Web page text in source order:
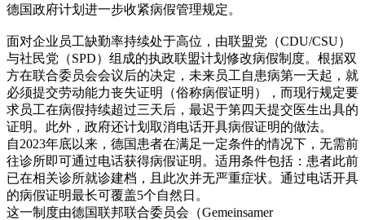
德国政府计划进一步收紧病假管理规定。
面对企业员工缺勤率持续处于高位，由联盟党（CDU/CSU）
与社民党（SPD）组成的执政联盟计划修改病假制度。根据双
方在联合委员会会议后的决定，未来员工自患病第一天起，就
必须提交劳动能力丧失证明（俗称病假证明），而现行规定要
求员工在病假持续超过三天后，最迟于第四天提交医生出具的
证明。此外，政府还计划取消电话开具病假证明的做法。
自2023年底以来，德国患者在满足一定条件的情况下，无需前
往诊所即可通过电话获得病假证明。适用条件包括：患者此前
已在相关诊所就诊建档，且此次并无严重症状。通过电话开具
的病假证明最长可覆盖5个自然日。
这一制度由德国联邦联合委员会（Gemeinsamer